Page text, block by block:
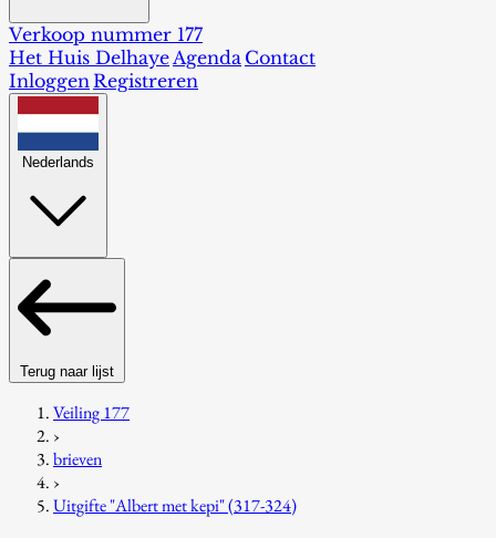
Verkoop nummer 177
Het Huis DelhayeAgenda Contact
InloggenRegistreren
Nederlands
Terug naar lijst
Veiling 177
›
brieven
›
Uitgifte "Albert met kepi" (317-324)